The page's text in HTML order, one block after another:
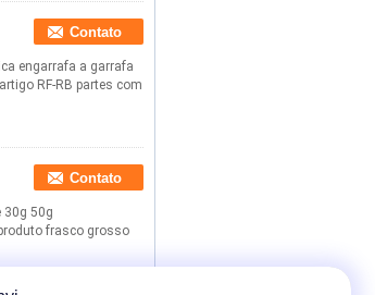
Contato
engarrafa a garrafa
RF-RB partes com
Contato
30g 50g
frasco grosso